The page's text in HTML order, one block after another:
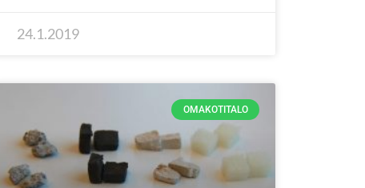
24.1.2019
OMAKOTITALO